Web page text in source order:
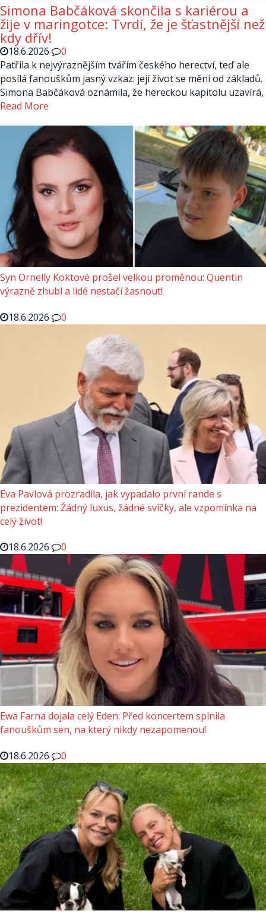
Simona Babčáková skončila s kariérou a
žije v maringotce: Tvrdí, že je šťastnější než
kdy dřív!
18.6.2026
0
Patřila k nejvýraznějším tvářím českého herectví, teď ale
posílá fanouškům jasný vzkaz: její život se mění od základů.
Simona Babčáková oznámila, že hereckou kapitolu uzavírá,
Read More
Syn Ornelly Koktové prošel velkou proměnou: Quentin
výrazně zhubl a lidé nestačí žasnout!
18.6.2026
0
Eva Pavlová prozradila, jak vypadalo první rande s
prezidentem: Žádný luxus, žádné svíčky, ale vzpomínka na
celý život!
18.6.2026
0
Ewa Farna dojala celý Eden: Před koncertem splnila
fanouškům sen, na který nikdy nezapomenou!
18.6.2026
0